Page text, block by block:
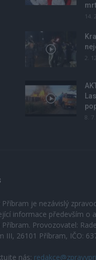
14.
2.
8.
Příbram je nezávislý
informace především o
Příbram. Provozovatel:
III, 26101 Příbram, IČO:
nás: